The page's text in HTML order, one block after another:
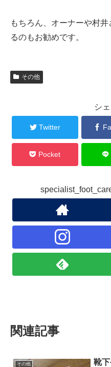
もちろん、オーナーや村
るのもお勧めです。
その他
シ
Twitter
Pocket
関連記事
その他 靴